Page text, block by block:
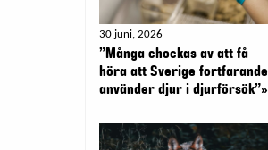
30 juni, 2026
”Många chockas av att få
höra att Sverige fortfarande
använder djur i djurförsök”»